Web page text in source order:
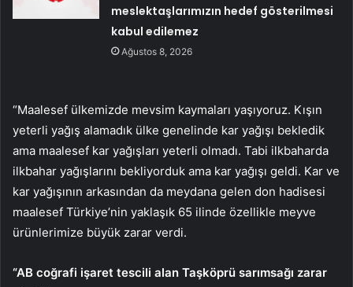
meslektaşlarımızın hedef gösterilmesi
kabul edilemez
Ağustos 8, 2026
“Maalesef ülkemizde mevsim kaymaları yaşıyoruz. Kışın
yeterli yağış alamadık ülke genelinde kar yağışı bekledik
ama maalesef kar yağışları yeterli olmadı. Tabi ilkbaharda
ilkbahar yağışlarını bekliyorduk ama kar yağışı geldi. Kar ve
kar yağışının arkasından da meydana gelen don hadisesi
maalesef Türkiye’nin yaklaşık 65 ilinde özellikle meyve
ürünlerimize büyük zarar verdi.
“AB coğrafi işaret tescili alan Taşköprü sarımsağı zarar